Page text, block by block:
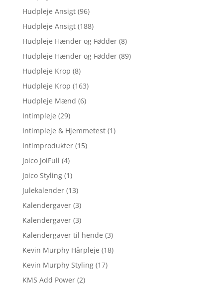
Hudpleje Ansigt (96)
Hudpleje Ansigt (188)
Hudpleje Hænder og Fødder (8)
Hudpleje Hænder og Fødder (89)
Hudpleje Krop (8)
Hudpleje Krop (163)
Hudpleje Mænd (6)
Intimpleje (29)
Intimpleje & Hjemmetest (1)
Intimprodukter (15)
Joico JoiFull (4)
Joico Styling (1)
Julekalender (13)
Kalendergaver (3)
Kalendergaver (3)
Kalendergaver til hende (3)
Kevin Murphy Hårpleje (18)
Kevin Murphy Styling (17)
KMS Add Power (2)